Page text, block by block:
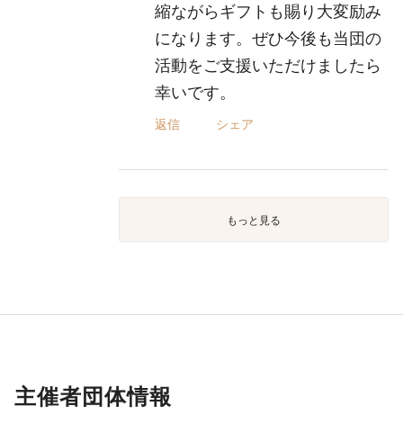
縮ながらギフトも賜り大変励み
になります。ぜひ今後も当団の
活動をご支援いただけましたら
幸いです。
返信 シェア
もっと見る
主催者団体情報